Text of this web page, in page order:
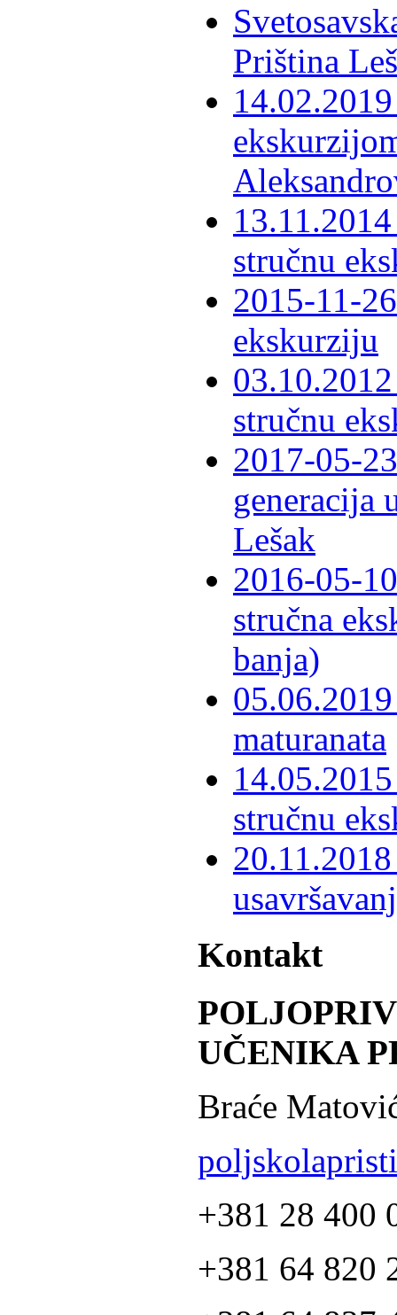
Priština
stručnu
2015-11-
ekskurziju
stručnu
2017-05-
generacija
Lešak
2016-05-
stručna
banja)
maturanata
stručnu
Kontakt
UČENIKA
Braće
+381 28 400
+381 64 820